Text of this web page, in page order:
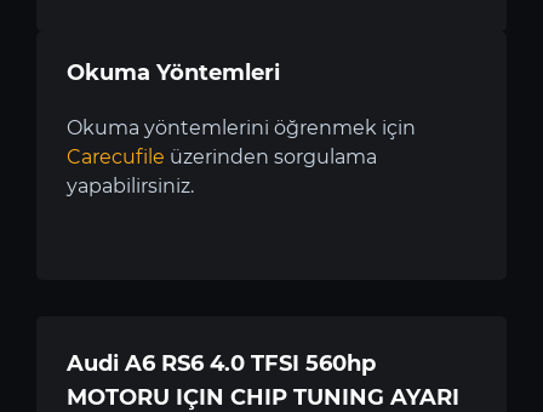
Okuma Yöntemleri
Okuma yöntemlerini öğrenmek için
Carecufile üzerinden sorgulama
yapabilirsiniz.
Audi A6 RS6 4.0 TFSI 560hp
MOTORU IÇIN CHIP TUNING AYARI